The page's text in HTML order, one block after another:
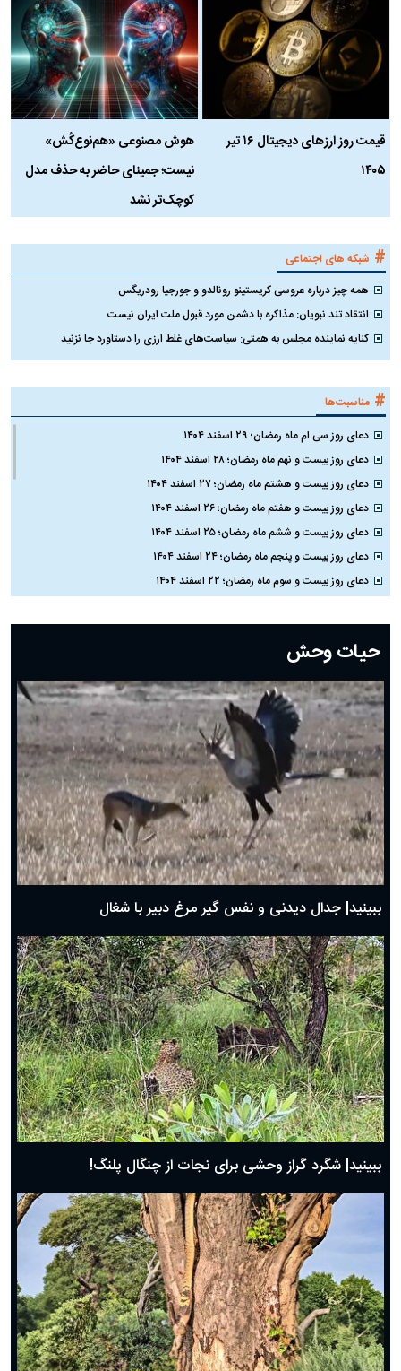
قیمت روز ارز‌های دیجیتال ۱۶ تیر
۱۴۰۵
هوش مصنوعی «هم‌نوع‌کُش»
نیست؛ جمینای حاضر به حذف مدل
کوچک‌تر نشد
# شبکه های اجتماعی
همه چیز درباره عروسی کریستینو رونالدو و جورجیا رودریگس
انتقاد تند نبویان: مذاکره با دشمن مورد قبول ملت ایران نیست
کنایه نماینده مجلس به همتی: سیاست‌های غلط ارزی را دستاورد جا نزنید
# مناسبت‌ها
دعای روز سی ام ماه رمضان؛ ۲۹ اسفند ۱۴۰۴
دعای روز بیست و نهم ماه رمضان؛ ۲۸ اسفند ۱۴۰۴
دعای روز بیست و هشتم ماه رمضان؛ ۲۷ اسفند ۱۴۰۴
دعای روز بیست و هفتم ماه رمضان؛ ۲۶ اسفند ۱۴۰۴
دعای روز بیست و ششم ماه رمضان؛ ۲۵ اسفند ۱۴۰۴
دعای روز بیست و پنجم ماه رمضان؛ ۲۴ اسفند ۱۴۰۴
دعای روز بیست و سوم ماه رمضان؛ ۲۲ اسفند ۱۴۰۴
دعای روز بیستم ماه رمضان؛ ۱۹ اسفند ۱۴۰۴
دعای روز هشتم ماه مبارک رمضان؛ ۷ اسفند ماه ۱۴۰۴
دعای روز هفتم ماه رمضان؛ ۶ اسفند ۱۴۰۴
دعای روز ششم ماه رمضان؛ ۵ اسفند ۱۴۰۴
دعای روز پنجم ماه رمضان؛ ۴ اسفند ۱۴۰۴
دعای روز چهارم ماه مبارک رمضان؛ ۳ اسفند ۱۴۰۴
دعای روز سوم ماه مبارک رمضان؛ ۱۴ اسفند ۱۴۰۴
دعای روز دوم ماه مبارک رمضان ۱ اسفند ماه ۱۴۰۴
دعای روز اول ماه مبارک رمضان، ۳۰ بهمن ۱۴۰۴
حضرت زینب(س) چگونه از دنیا رفت؟
بهترین پیامک تبریک روز پدر ۱۴۰۴؛ جملات زیبا و صمیمانه
حیات وحش
ببینید| جدال دیدنی و نفس گیر مرغ دبیر با شغال
ببینید| شگرد گراز وحشی برای نجات از چنگال پلنگ!